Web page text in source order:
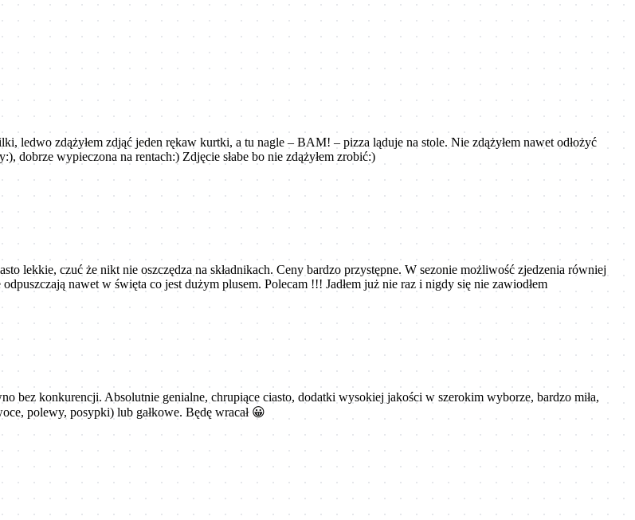
ledwo zdążyłem zdjąć jeden rękaw kurtki, a tu nagle – BAM! – pizza ląduje na stole. Nie zdążyłem nawet odłożyć
dobrze wypieczona na rentach:) Zdjęcie słabe bo nie zdążyłem zrobić:)
lekkie, czuć że nikt nie oszczędza na składnikach. Ceny bardzo przystępne. W sezonie możliwość zjedzenia równiej
nawet w święta co jest dużym plusem. Polecam !!! Jadłem już nie raz i nigdy się nie zawiodłem
bez konkurencji. Absolutnie genialne, chrupiące ciasto, dodatki wysokiej jakości w szerokim wyborze, bardzo miła,
polewy, posypki) lub gałkowe. Będę wracał 😀